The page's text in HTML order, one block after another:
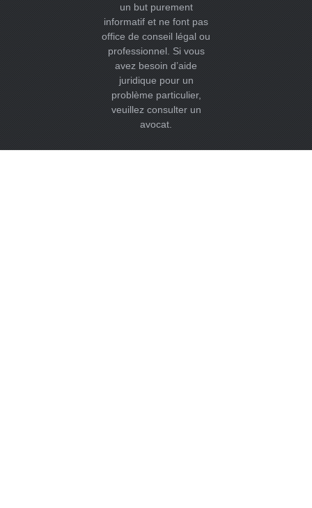
un but purement
informatif et ne font pas
office de conseil légal ou
professionnel. Si vous
avez besoin d’aide
juridique pour un
problème particulier,
veuillez consulter un
avocat.